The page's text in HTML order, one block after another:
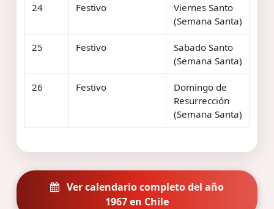
24 Festivo
Viernes Santo
(Semana Santa)
25 Festivo
Sabado Santo
(Semana Santa)
26 Festivo
Domingo de
Resurrección
(Semana Santa)
Ver calendario completo del año
1967 en Chile